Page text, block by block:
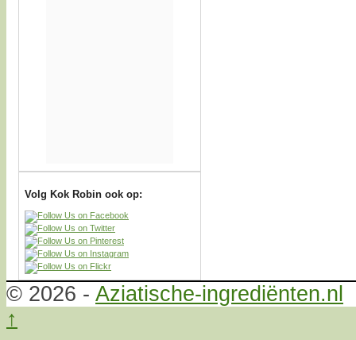
Volg Kok Robin ook op:
© 2026 - Aziatische-ingrediënten.nl
↑